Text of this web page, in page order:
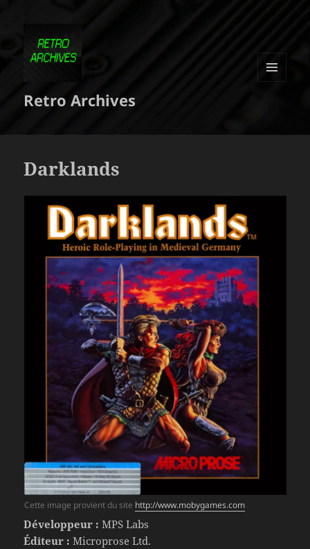
Retro Archives
Darklands
Cette image provient du site http://www.mobygames.com
Développeur : MPS Labs
Éditeur : Microprose Ltd.